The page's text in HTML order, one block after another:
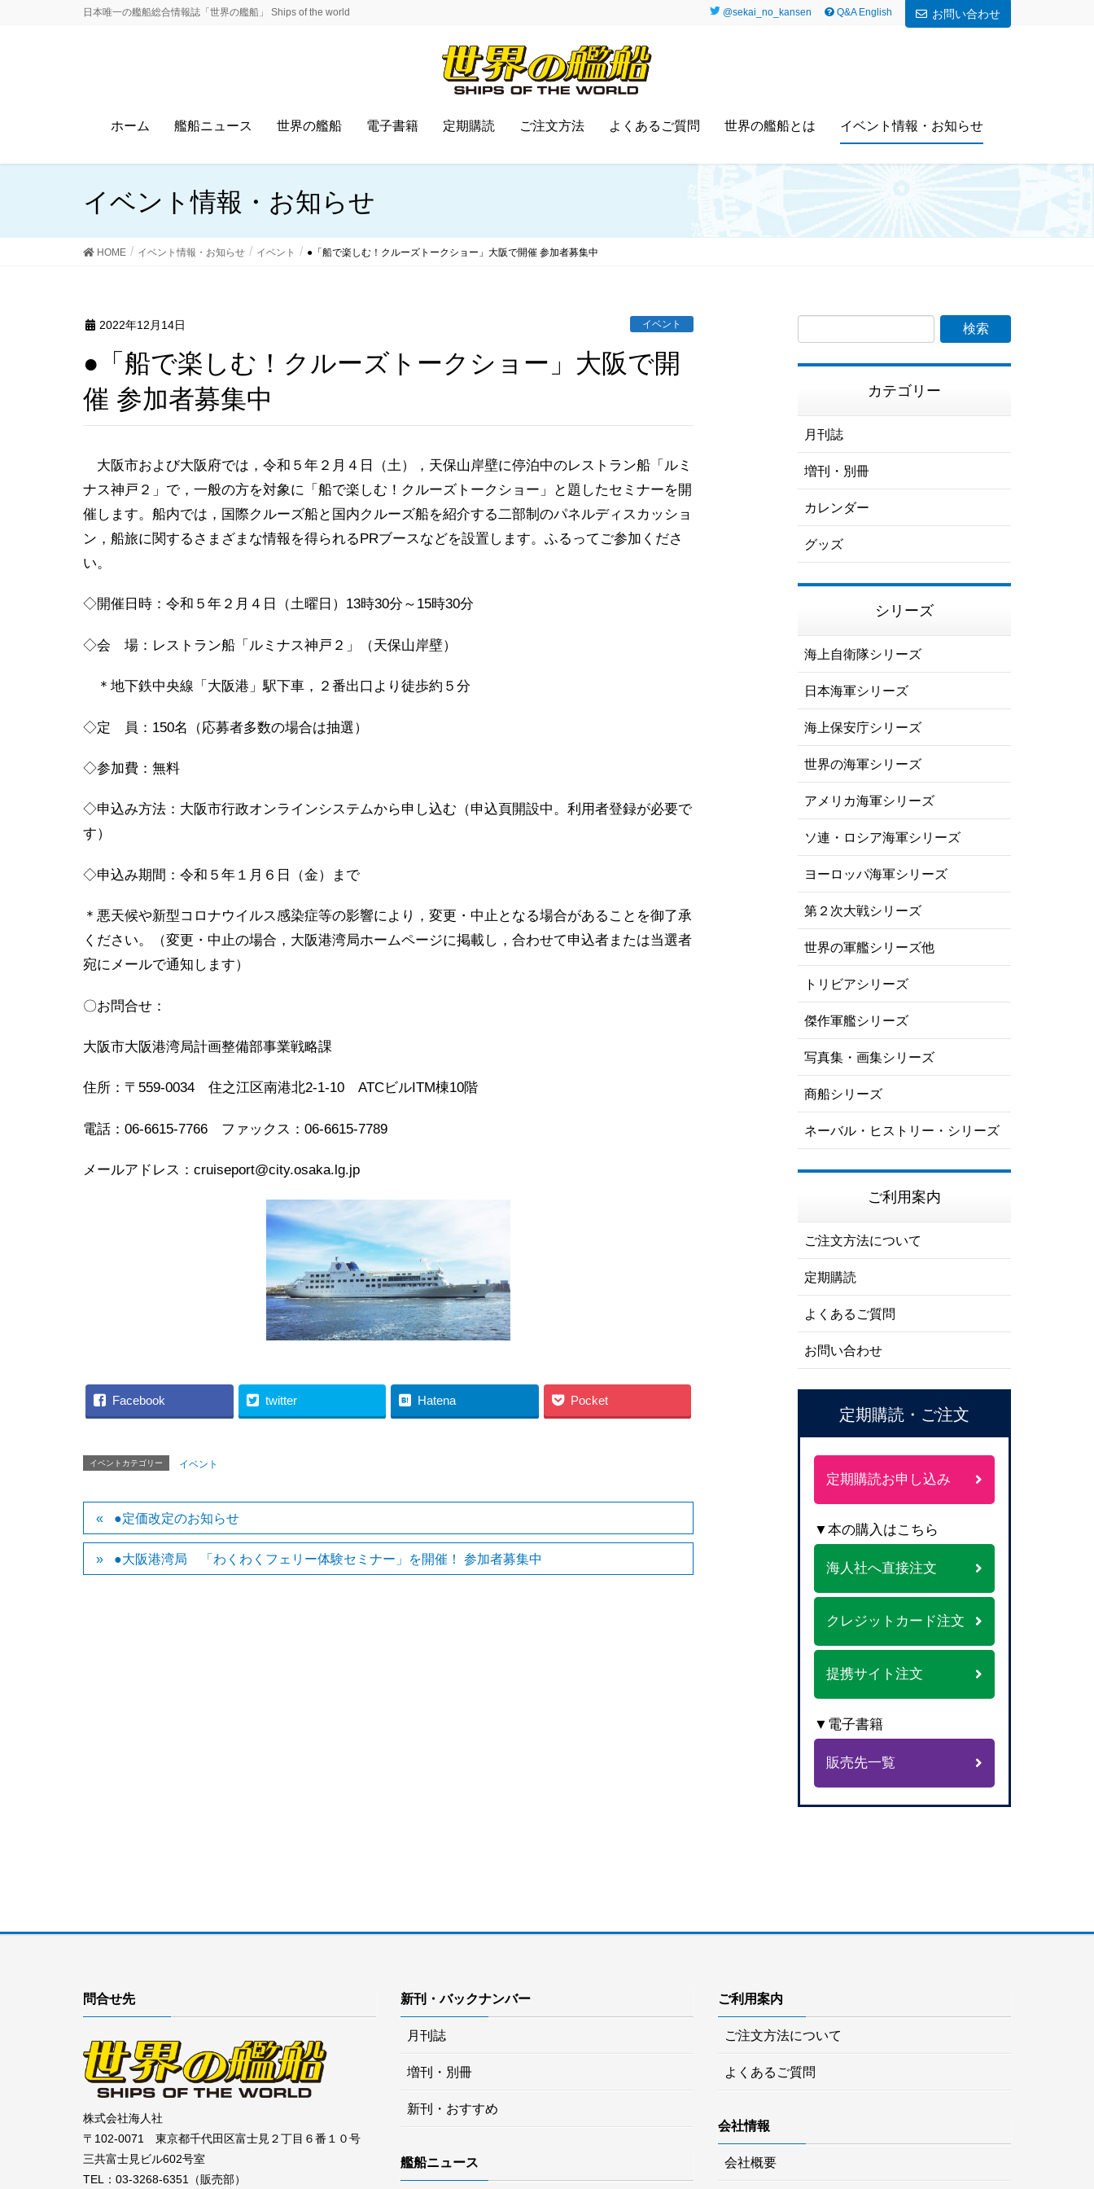
日本唯一の艦船総合情報誌「世界の艦船」 Ships of the world @sekai_no_kansen Q&A English お問い合わせ
ホーム 艦船ニュース 世界の艦船 電子書籍 定期購読 ご注文方法 よくあるご質問 世界の艦船とは イベント情報・お知らせ
イベント情報・お知らせ
HOME イベント情報・お知らせ イベント ●「船で楽しむ！クルーズトークショー」大阪で開催 参加者募集中
2022年12月14日 イベント
●「船で楽しむ！クルーズトークショー」大阪で開
催 参加者募集中
大阪市および大阪府では，令和５年２月４日（土），天保山岸壁に停泊中のレストラン船「ルミ
ナス神戸２」で，一般の方を対象に「船で楽しむ！クルーズトークショー」と題したセミナーを開
催します。船内では，国際クルーズ船と国内クルーズ船を紹介する二部制のパネルディスカッショ
ン，船旅に関するさまざまな情報を得られるPRブースなどを設置します。ふるってご参加くださ
い。
◇開催日時：令和５年２月４日（土曜日）13時30分～15時30分
◇会 場：レストラン船「ルミナス神戸２」（天保山岸壁）
＊地下鉄中央線「大阪港」駅下車，２番出口より徒歩約５分
◇定 員：150名（応募者多数の場合は抽選）
◇参加費：無料
◇申込み方法：大阪市行政オンラインシステムから申し込む（申込頁開設中。利用者登録が必要で
す）
◇申込み期間：令和５年１月６日（金）まで
＊悪天候や新型コロナウイルス感染症等の影響により，変更・中止となる場合があることを御了承
ください。（変更・中止の場合，大阪港湾局ホームページに掲載し，合わせて申込者または当選者
宛にメールで通知します）
〇お問合せ：
大阪市大阪港湾局計画整備部事業戦略課
住所：〒559-0034 住之江区南港北2-1-10 ATCビルITM棟10階
電話：06-6615-7766 ファックス：06-6615-7789
メールアドレス：cruiseport@city.osaka.lg.jp
Facebook twitter Hatena Pocket
イベントカテゴリー イベント
●定価改定のお知らせ
●大阪港湾局 「わくわくフェリー体験セミナー」を開催！ 参加者募集中
カテゴリー
月刊誌
増刊・別冊
カレンダー
グッズ
シリーズ
海上自衛隊シリーズ
日本海軍シリーズ
海上保安庁シリーズ
世界の海軍シリーズ
アメリカ海軍シリーズ
ソ連・ロシア海軍シリーズ
ヨーロッパ海軍シリーズ
第２次大戦シリーズ
世界の軍艦シリーズ他
トリビアシリーズ
傑作軍艦シリーズ
写真集・画集シリーズ
商船シリーズ
ネーバル・ヒストリー・シリーズ
ご利用案内
ご注文方法について
定期購読
よくあるご質問
お問い合わせ
定期購読・ご注文
定期購読お申し込み
▼本の購入はこちら
海人社へ直接注文
クレジットカード注文
提携サイト注文
▼電子書籍
販売先一覧
問合せ先
株式会社海人社
〒102-0071 東京都千代田区富士見２丁目６番１０号
三共富士見ビル602号室
TEL：03-3268-6351（販売部）
新刊・バックナンバー
月刊誌
増刊・別冊
新刊・おすすめ
艦船ニュース
ご利用案内
ご注文方法について
よくあるご質問
会社情報
会社概要